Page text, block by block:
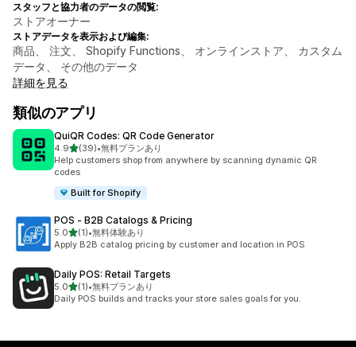
スタッフと協力者のデータの閲覧:
ストアオーナー
ストアデータを表示および編集:
商品、 注文、 Shopify Functions、 オンラインストア、 カスタム
データ、 その他のデータ
詳細を見る
類似のアプリ
QuiQR Codes: QR Code Generator
4.95つ星中
(39)
合計レビュー数：39件
•無料プランあり
Help customers shop from anywhere by scanning dynamic QR
codes
Built for Shopify
POS ‑ B2B Catalogs & Pricing
5.05つ星中
(1)
合計レビュー数：1件
•無料体験あり
Apply B2B catalog pricing by customer and location in POS
Daily POS: Retail Targets
5.05つ星中
(1)
合計レビュー数：1件
•無料プランあり
Daily POS builds and tracks your store sales goals for you.